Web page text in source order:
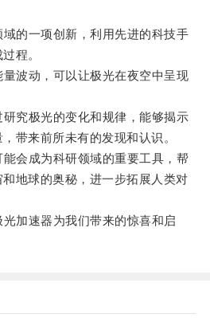
的一项创新，利用先进的科技手
程。
波动，可以让极光在夜空中呈现
究极光的变化和规律，能够揭示
带来前所未有的发现和认识。
会成为科研领域的重要工具，帮
地球的奥秘，进一步拓展人类对
加速器为我们带来的惊喜和启